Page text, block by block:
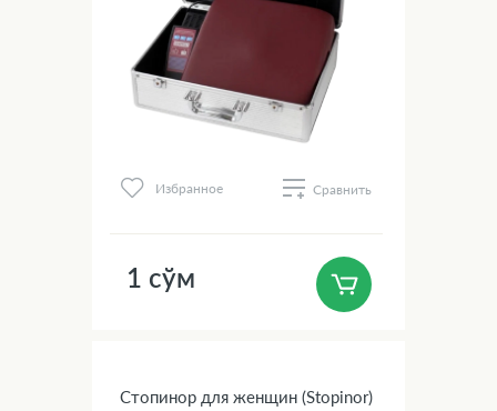
Избранное Сравнить
1 сўм
Стопинор для женщин (Stopinor)